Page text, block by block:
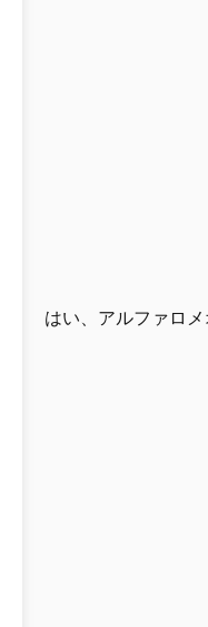
はい、アルファロ